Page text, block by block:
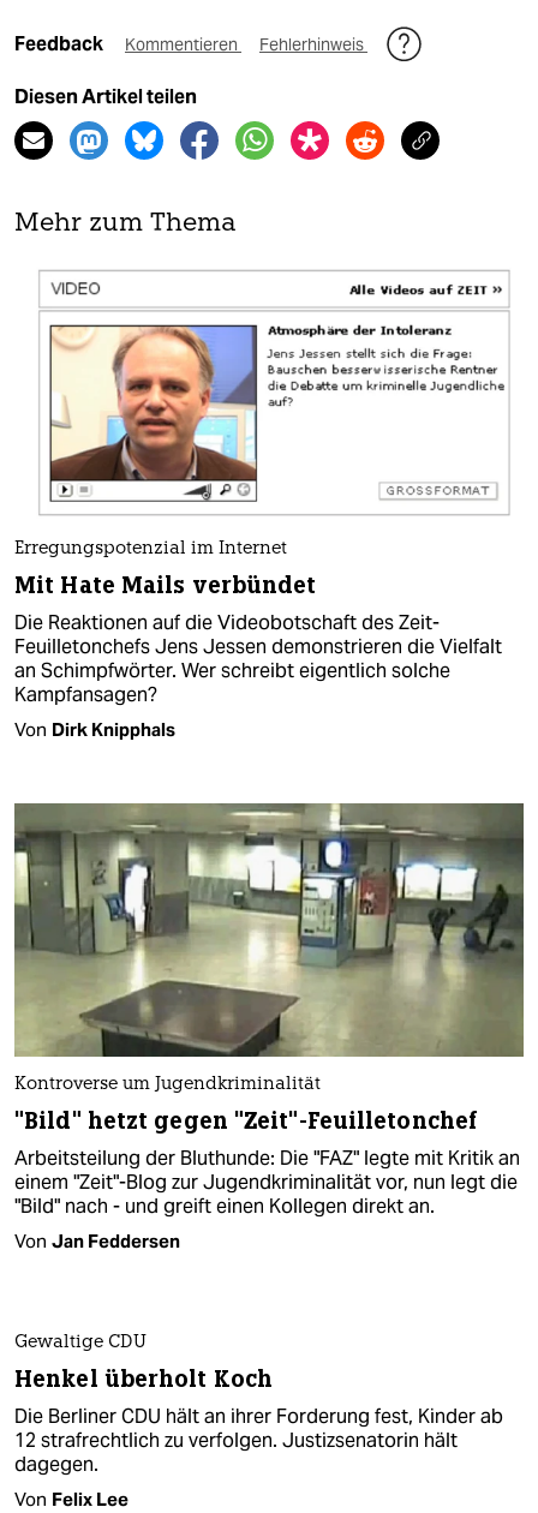
Feedback Kommentieren Fehlerhinweis
Diesen Artikel teilen
Mehr zum Thema
Erregungspotenzial im Internet
Mit Hate Mails verbündet
Die Reaktionen auf die Videobotschaft des Zeit-
Feuilletonchefs Jens Jessen demonstrieren die Vielfalt
an Schimpfwörter. Wer schreibt eigentlich solche
Kampfansagen?
Von Dirk Knipphals
Kontroverse um Jugendkriminalität
"Bild" hetzt gegen "Zeit"-Feuilletonchef
Arbeitsteilung der Bluthunde: Die "FAZ" legte mit Kritik an
einem "Zeit"-Blog zur Jugendkriminalität vor, nun legt die
"Bild" nach - und greift einen Kollegen direkt an.
Von Jan Feddersen
Gewaltige CDU
Henkel überholt Koch
Die Berliner CDU hält an ihrer Forderung fest, Kinder ab
12 strafrechtlich zu verfolgen. Justizsenatorin hält
dagegen.
Von Felix Lee